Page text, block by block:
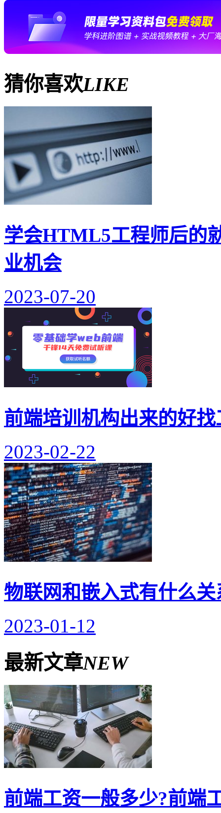
猜你喜欢LIKE
学会HTML5工程师后的
业机会
2023-07-20
前端培训机构出来的好
2023-02-22
物联网和嵌入式有什么
2023-01-12
最新文章NEW
前端工资一般多少?前端